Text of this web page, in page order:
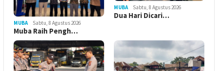
MUBA Sabtu, 8 Agustus 2026
Muba Raih Pengh…
MUBA Sabtu, 8 Agustus 2026
Dua Hari Dicari…